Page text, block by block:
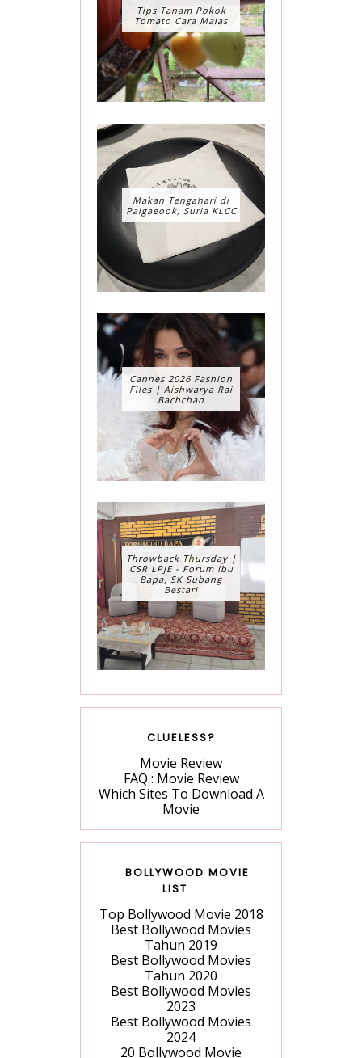
Tips Tanam Pokok
Tomato Cara Malas
Makan Tengahari di
Palgaeook, Suria KLCC
Cannes 2026 Fashion
Files | Aishwarya Rai
Bachchan
Throwback Thursday |
CSR LPJE - Forum Ibu
Bapa, SK Subang
Bestari
CLUELESS?
Movie Review
FAQ : Movie Review
Which Sites To Download A
Movie
BOLLYWOOD MOVIE
LIST
Top Bollywood Movie 2018
Best Bollywood Movies
Tahun 2019
Best Bollywood Movies
Tahun 2020
Best Bollywood Movies
2023
Best Bollywood Movies
2024
20 Bollywood Movie